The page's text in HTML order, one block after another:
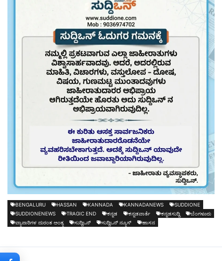
BENGALURU HASSAN KANNADA KANNADANEWS
SUDDIONE
SUDDIONENEWS
TRAGIC END ಕನ್ನಡ ಕನ್ನಡವಾರ್ತೆ ಕನ್ನಡಸುದ್ದಿ
ಬೆಂಗಳೂರು
ವ್ಯಾಪಾರಿಗಳ ದುರಂತ ಅಂತ್ಯ
ಸುದ್ದಿಒನ್ ಸುದ್ದಿಒನ್ ನ್ಯೂಸ್ ಹಾಸನ